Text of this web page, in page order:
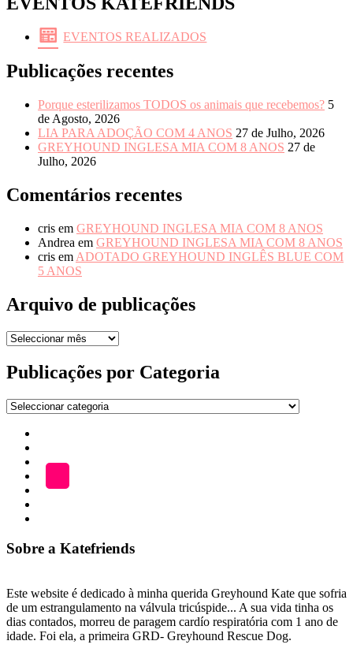
EVENTOS REALIZADOS
Publicações recentes
Porque esterilizamos TODOS os animais que recebemos? 5
de Agosto, 2026
LIA PARA ADOÇÃO COM 4 ANOS 27 de Julho, 2026
GREYHOUND INGLESA MIA COM 8 ANOS 27 de
Julho, 2026
Comentários recentes
cris em GREYHOUND INGLESA MIA COM 8 ANOS
Andrea em GREYHOUND INGLESA MIA COM 8 ANOS
cris em ADOTADO GREYHOUND INGLÊS BLUE COM
5 ANOS
Arquivo de publicações
Arquivo
publicações
Publicações por Categoria
Publicações
Categoria
ADOÇÃO
LOJA
Sobre a Katefriends
Este website é dedicado à minha querida Greyhound Kate que sofria
de um estrangulamento na válvula tricúspide... A sua vida tinha os
dias contados, morreu de paragem cardío respiratória com 1 ano de
idade. Foi ela, a primeira GRD- Greyhound Rescue Dog.